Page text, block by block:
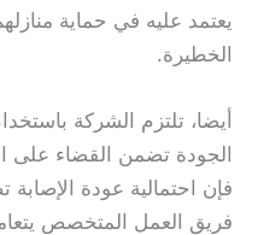
يعتمد عليه في حماية
الخطيرة.
أيضا، تلتزم الشركة
الجودة تضمن القضاء على
فإن احتمالية عودة
فريق العمل المتخصص